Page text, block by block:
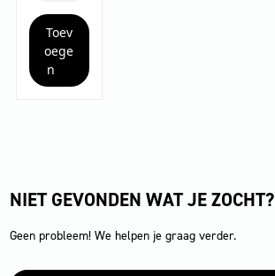
Universal
aantal
Toev
oege
n
NIET GEVONDEN WAT JE ZOCHT?
Geen probleem! We helpen je graag verder.